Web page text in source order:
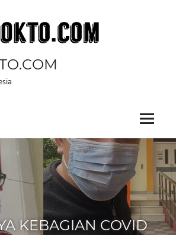
Menu
KEBAGIAN COVID